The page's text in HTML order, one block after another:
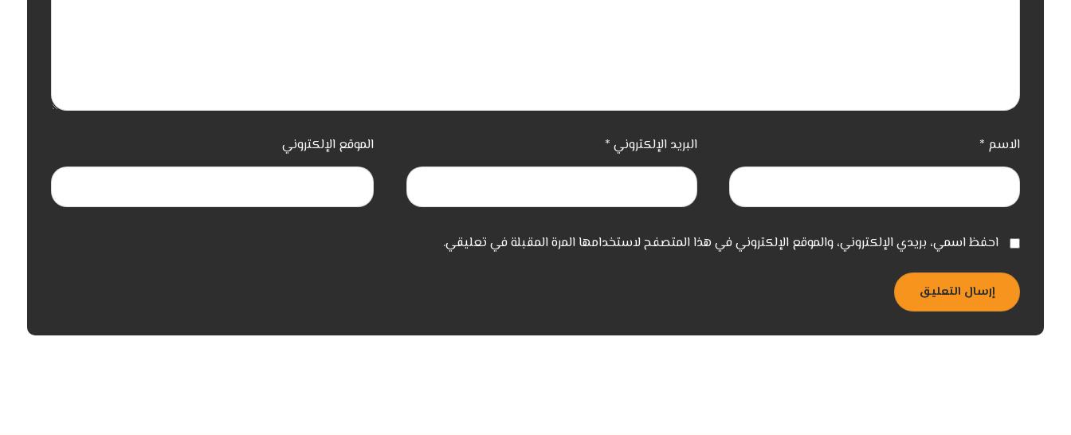
الاسم * البريد الإلكتروني * الموقع الإلكتروني
احفظ اسمي، بريدي الإلكتروني، والموقع الإلكتروني في هذا المتصفح لاستخدامها المرة المقبلة في تعليقي.
إرسال التعليق